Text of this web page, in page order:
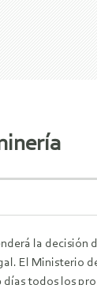
la decisión
El Ministerio
días todos los